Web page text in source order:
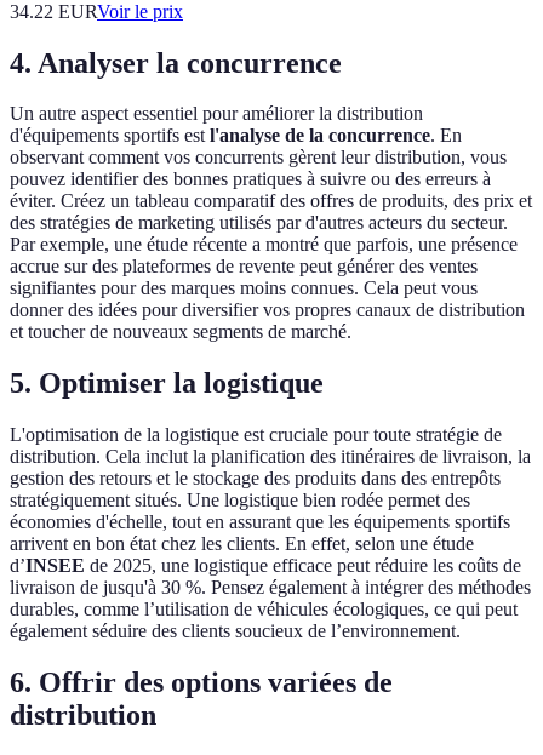
34.22 EURVoir le prix
4. Analyser la concurrence
Un autre aspect essentiel pour améliorer la distribution
d'équipements sportifs estl'analyse de la concurrence. En
observant comment vos concurrents gèrent leur distribution, vous
pouvez identifier des bonnes pratiques à suivre ou des erreurs à
éviter. Créez un tableau comparatif des offres de produits, des prix et
des stratégies de marketing utilisés par d'autres acteurs du secteur.
Par exemple, une étude récente a montré que parfois, une présence
accrue sur des plateformes de revente peut générer des ventes
signifiantes pour des marques moins connues. Cela peut vous
donner des idées pour diversifier vos propres canaux de distribution
et toucher de nouveaux segments de marché.
5. Optimiser la logistique
L'optimisation de la logistique est cruciale pour toute stratégie de
distribution. Cela inclut la planification des itinéraires de livraison, la
gestion des retours et le stockage des produits dans des entrepôts
stratégiquement situés. Une logistique bien rodée permet des
économies d'échelle, tout en assurant que les équipements sportifs
arrivent en bon état chez les clients. En effet, selon une étude
d’INSEE de 2025, une logistique efficace peut réduire les coûts de
livraison de jusqu'à 30 %. Pensez également à intégrer des méthodes
durables, comme l’utilisation de véhicules écologiques, ce qui peut
également séduire des clients soucieux de l’environnement.
6. Offrir des options variées de
distribution